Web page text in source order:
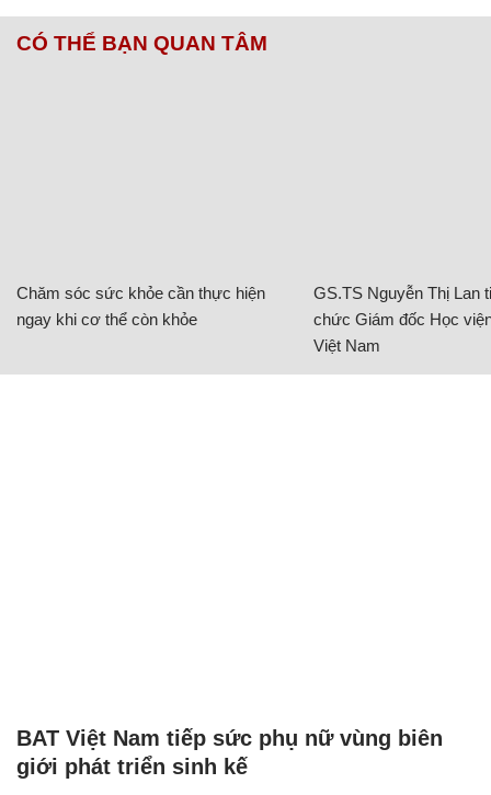
CÓ THỂ BẠN QUAN TÂM
Chăm sóc sức khỏe cần thực hiện
ngay khi cơ thể còn khỏe
GS.TS Nguyễn Thị Lan
chức Giám đốc Học
Việt Nam
BAT Việt Nam tiếp sức phụ nữ vùng biên
giới phát triển sinh kế